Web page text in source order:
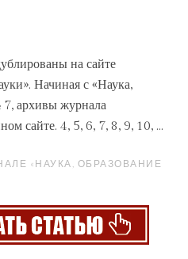
на сайте
Начиная с «Наука,
7, архивы журнала
сайте. 4, 5, 6, 7, 8, 9, 10, ...
«НАУКА, ОБРАЗОВАНИЕ